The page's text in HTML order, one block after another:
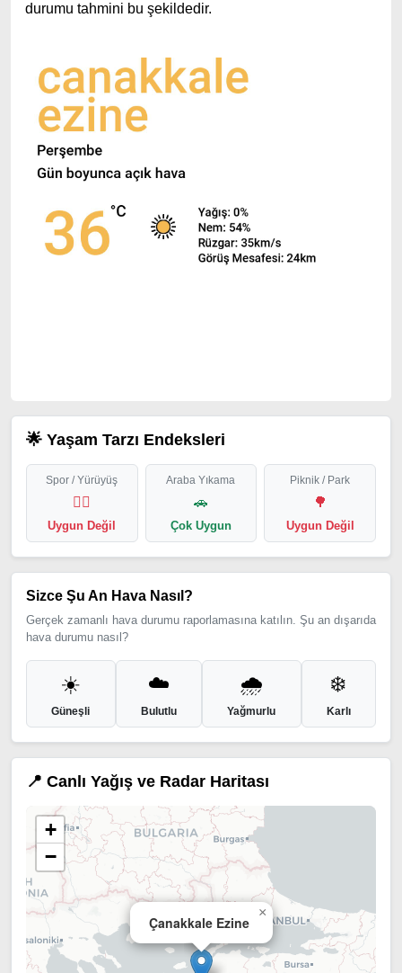
durumu tahmini bu şekildedir.
🌟 Yaşam Tarzı Endeksleri
Spor / Yürüyüş
🏃‍♂️
Uygun Değil
Araba Yıkama
🚗
Çok Uygun
Piknik / Park
🌳
Uygun Değil
Sizce Şu An Hava Nasıl?
Gerçek zamanlı hava durumu raporlamasına katılın. Şu an dışarıda
hava durumu nasıl?
☀️
Güneşli
☁️
Bulutlu
🌧️
Yağmurlu
❄️
Karlı
📍 Canlı Yağış ve Radar Haritası
Çanakkale Ezine
×
+
−